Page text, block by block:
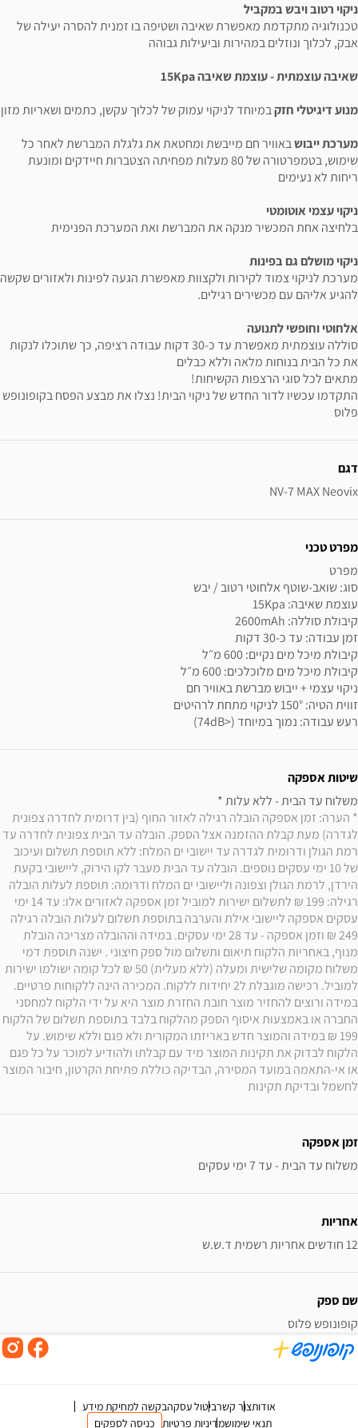
ניקוי רטוב ויבש במקביל
טכנולוגיה מתקדמת מאפשרת שאיבה ושטיפה בו זמנית להסרה יעילה של
אבק, לכלוך ונוזלים במהירות וביעילות גבוהה
שאיבה עוצמתית - עוצמת שאיבה 15Kpa
מנוע דיגיטלי חזקבמיוחד לניקוי עמוק של לכלוך עקשן, כתמים ושאריות מזון
מערכת ייבושבאוויר חם מייבשת ומחטאת את גלגלת המברשת לאחר כל
שימוש, בטמפרטורה של 80 מעלות מפחיתה הצטברות חיידקים ומונעת
ריחות לא נעימים
ניקוי עצמי אוטומטי
בלחיצה אחת המכשיר מנקה את המברשת ואת המערכת הפנימית
ניקוי מושלם גם בפינות
מערכת לניקוי צמוד לקירות ולקצוות מאפשרת הגעה לפינות ולאזורים שקשה
להגיע אליהם עם מכשירים רגילים.
אלחוטי וחופשי לתנועה
סוללה עוצמתית מאפשרת עד כ-30 דקות עבודה רציפה, כך שתוכלו לנקות
את כל הבית בנוחות מלאה וללא כבלים
מתאים לכל סוגי הרצפות הקשיחות!
התקדמו עכשיו לדור החדש של ניקוי הבית! נצלו את מבצע הפסח בקופונופש
פלוס
דגם
NV-7 MAX Neovix
מפרט טכני
רעש עבודה: נמוך במיוחד (<74dB)
שיטות אספקה
משלוח עד הבית - ללא עלות *
לחשמל ובדיקת תקינות
זמן אספקה
משלוח עד הבית - עד 7 ימי עסקים
אחריות
12 חודשים אחריות רשמית ד.ש.ש
שם ספק
קופונופש פלוס
אודותצור קשרביטול עסקהבקשה למחיקת מידע
תנאי שימושמדיניות פרטיות כניסה לספקים